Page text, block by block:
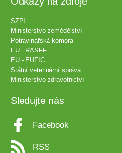
SZPI
Ministerstvo zemědělství
Potravinářská komora
EU - RASFF
EU - EUFIC
Státní veterinární správa
Ministerstvo zdravotnictví
Sledujte nás
Facebook
RSS